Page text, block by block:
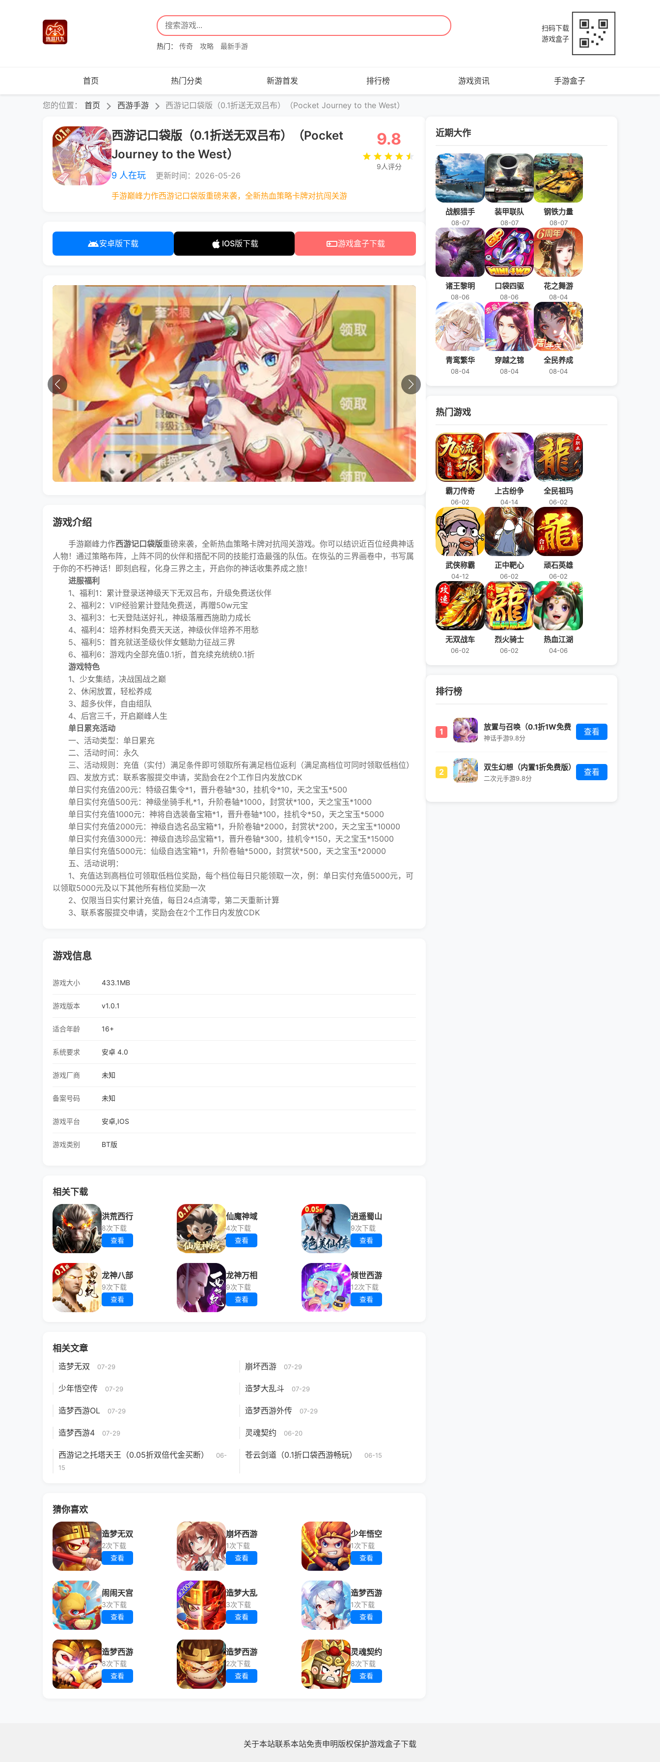
热门： 传奇 攻略 最新手游
扫码下载
游戏盒子
首页 热门分类 新游首发 排行榜 游戏资讯 手游盒子
您的位置： 首页 西游手游 西游记口袋版（0.1折送无双吕布）（Pocket Journey to the West）
西游记口袋版（0.1折送无双吕布）（Pocket
Journey to the West）
9 人在玩 更新时间：2026-05-26
手游巅峰力作西游记口袋版重磅来袭，全新热血策略卡牌对抗闯关游
9.8
9人评分
安卓版下载 IOS版下载 游戏盒子下载
游戏介绍
手游巅峰力作西游记口袋版重磅来袭，全新热血策略卡牌对抗闯关游戏。你可以结识近百位经典神话
人物！通过策略布阵，上阵不同的伙伴和搭配不同的技能打造最强的队伍。在恢弘的三界画卷中，书写属
于你的不朽神话！即刻启程，化身三界之主，开启你的神话收集养成之旅！
进服福利
1、福利1：累计登录送神级天下无双吕布，升级免费送伙伴
2、福利2：VIP经验累计登陆免费送，再赠50w元宝
3、福利3：七天登陆送好礼，神级落雁西施助力成长
4、福利4：培养材料免费天天送，神级伙伴培养不用愁
5、福利5：首充就送圣级伙伴女魃助力征战三界
6、福利6：游戏内全部充值0.1折，首充续充统统0.1折
游戏特色
1、少女集结，决战国战之巅
2、休闲放置，轻松养成
3、超多伙伴，自由组队
4、后宫三千，开启巅峰人生
单日累充活动
一、活动类型：单日累充
二、活动时间：永久
三、活动规则：充值（实付）满足条件即可领取所有满足档位返利（满足高档位可同时领取低档位）
四、发放方式：联系客服提交申请，奖励会在2个工作日内发放CDK
单日实付充值200元：特级召集令*1，晋升卷轴*30，挂机令*10，天之宝玉*500
单日实付充值500元：神级坐骑手札*1，升阶卷轴*1000，封赏状*100，天之宝玉*1000
单日实付充值1000元：神将自选装备宝箱*1，晋升卷轴*100，挂机令*50，天之宝玉*5000
单日实付充值2000元：神级自选名品宝箱*1，升阶卷轴*2000，封赏状*200，天之宝玉*10000
单日实付充值3000元：神级自选珍品宝箱*1，晋升卷轴*300，挂机令*150，天之宝玉*15000
单日实付充值5000元：仙级自选宝箱*1，升阶卷轴*5000，封赏状*500，天之宝玉*20000
五、活动说明：
1、充值达到高档位可领取低档位奖励，每个档位每日只能领取一次，例：单日实付充值5000元，可
以领取5000元及以下其他所有档位奖励一次
2、仅限当日实付累计充值，每日24点清零，第二天重新计算
3、联系客服提交申请，奖励会在2个工作日内发放CDK
游戏信息
游戏大小 433.1MB
游戏版本 v1.0.1
适合年龄 16+
系统要求 安卓 4.0
游戏厂商 未知
备案号码 未知
游戏平台 安卓,IOS
游戏类别 BT版
相关下载
洪荒西行
8次下载
查看
仙魔神域
4次下载
查看
逍遥蜀山
9次下载
查看
龙神八部
9次下载
查看
龙神万相
9次下载
查看
倾世西游
12次下载
查看
相关文章
造梦无双 07-29 崩坏西游 07-29
少年悟空传 07-29 造梦大乱斗 07-29
造梦西游OL 07-29 造梦西游外传 07-29
造梦西游4 07-29 灵魂契约 06-20
西游记之托塔天王（0.05折双倍代金买断）
06-
15
苍云剑道（0.1折口袋西游畅玩） 06-15
猜你喜欢
造梦无双
2次下载
查看
崩坏西游
1次下载
查看
少年悟空
1次下载
查看
闹闹天宫
3次下载
查看
造梦大乱
3次下载
查看
造梦西游
1次下载
查看
造梦西游
8次下载
查看
造梦西游
2次下载
查看
灵魂契约
8次下载
查看
近期大作
战舰猎手
08-07
装甲联队
08-07
钢铁力量
08-07
诸王黎明
08-06
口袋四驱
08-06
花之舞游
08-04
青鸾繁华
08-04
穿越之锦
08-04
全民养成
08-04
热门游戏
霸刀传奇
06-02
上古纷争
04-14
全民祖玛
06-02
武侠称霸
04-12
正中靶心
06-02
顽石英雄
06-02
无双战车
06-02
烈火骑士
06-02
热血江湖
04-06
排行榜
1
放置与召唤（0.1折1W免费
版）
神话手游9.8分
查看
2 双生幻想（内置1折免费版）
二次元手游9.8分
查看
关于本站联系本站免责申明版权保护游戏盒子下载